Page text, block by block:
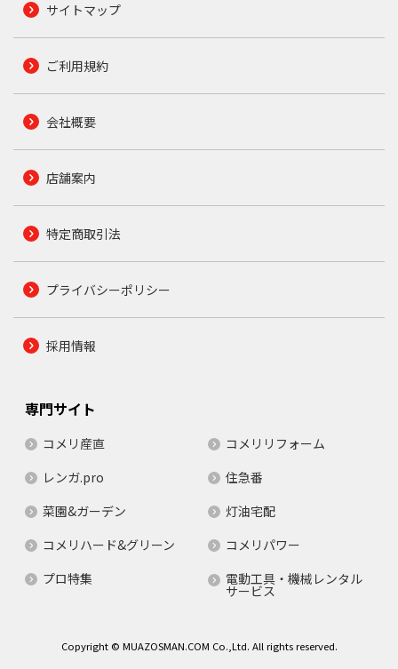
サイトマップ
ご利用規約
会社概要
店舗案内
特定商取引法
プライバシーポリシー
採用情報
専門サイト
コメリ産直
コメリリフォーム
レンガ.pro
住急番
菜園&ガーデン
灯油宅配
コメリハード&グリーン
コメリパワー
プロ特集
電動工具・機械レンタル
サービス
Copyright © MUAZOSMAN.COM Co.,Ltd. All rights reserved.